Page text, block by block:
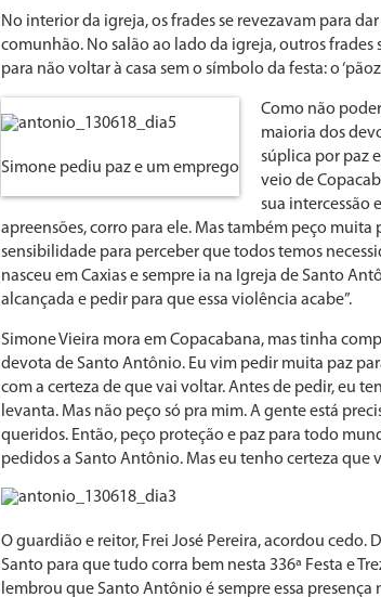
No interior da igreja, os frades se revezavam para
comunhão. No salão ao lado da igreja, outros frades
para não voltar à casa sem o símbolo da festa: o
Simone pediu paz e um emprego
Como não
maioria dos
súplica por paz
veio de
sua intercessão
apreensões, corro para ele. Mas também peço
sensibilidade para perceber que todos temos
nasceu em Caxias e sempre ia na Igreja de Santo
alcançada e pedir para que essa violência acabe”.
Simone Vieira mora em Copacabana, mas tinha
devota de Santo Antônio. Eu vim pedir muita paz
com a certeza de que vai voltar. Antes de pedir, eu
levanta. Mas não peço só pra mim. A gente está
queridos. Então, peço proteção e paz para todo
pedidos a Santo Antônio. Mas eu tenho certeza que
O guardião e reitor, Frei José Pereira, acordou
Santo para que tudo corra bem nesta 336ª Festa e
lembrou que Santo Antônio é sempre essa